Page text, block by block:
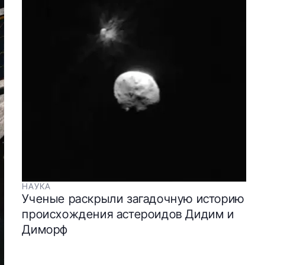
НАУКА
Ученые раскрыли загадочную историю
происхождения астероидов Дидим и
Диморф